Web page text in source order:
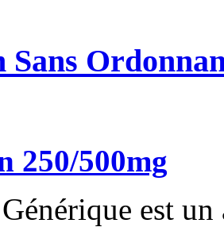
Sans
250/500mg
est